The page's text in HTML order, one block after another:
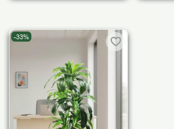
-33%